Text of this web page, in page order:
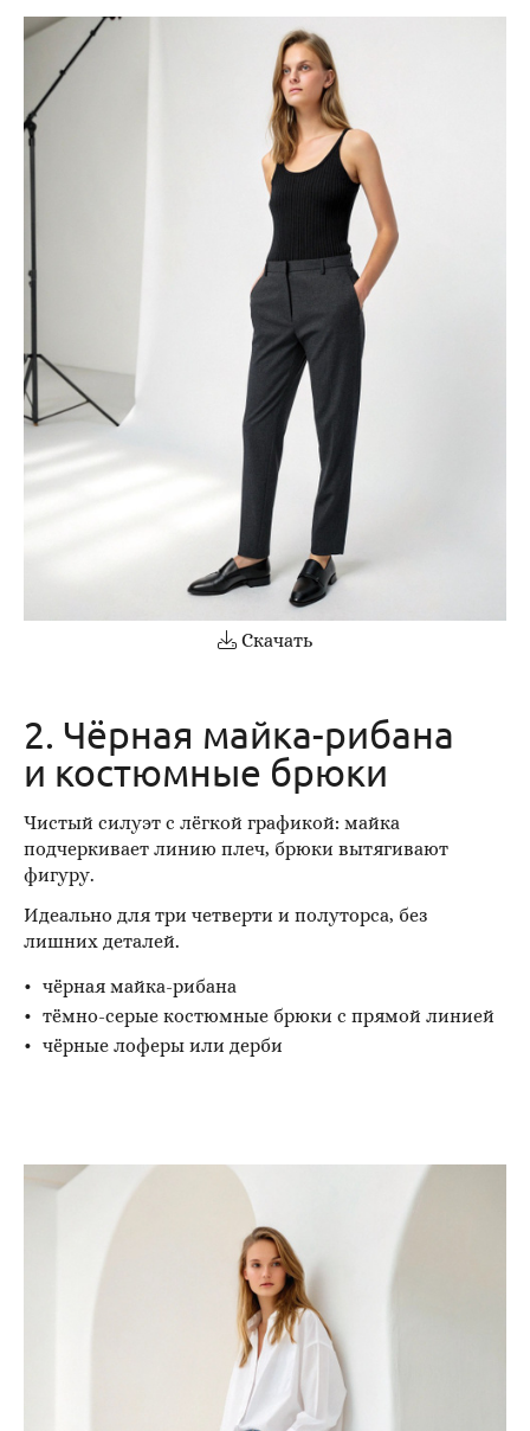
2. Чёрная майка-рибана
и костюмные брюки
Чистый силуэт с лёгкой графикой: майка
подчеркивает линию плеч, брюки вытягивают
фигуру.
Идеально для три четверти и полуторса, без
лишних деталей.
чёрная майка-рибана
тёмно-серые костюмные брюки с прямой линией
чёрные лоферы или дерби
Скачать